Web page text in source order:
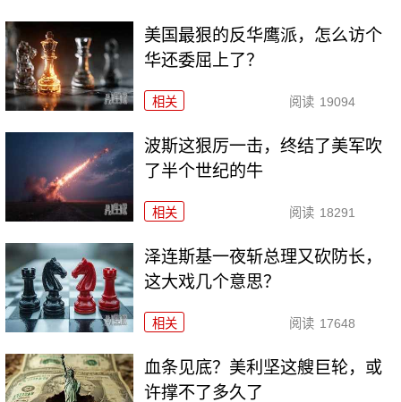
美国最狠的反华鹰派，怎么访个
华还委屈上了？
相关 阅读 19094
波斯这狠厉一击，终结了美军吹
了半个世纪的牛
相关 阅读 18291
泽连斯基一夜斩总理又砍防长，
这大戏几个意思？
相关 阅读 17648
血条见底？美利坚这艘巨轮，或
许撑不了多久了